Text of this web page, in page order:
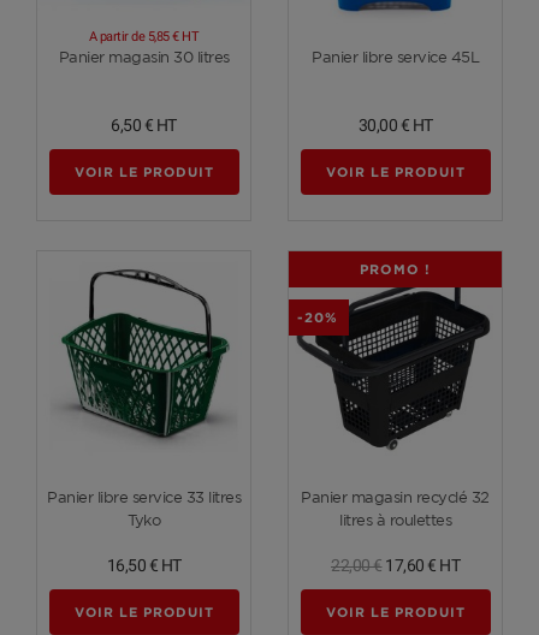
Voir plus
Panier magasin 30 litres
A partir de 5,85 € HT
6,50 € HT
VOIR LE PRODUIT
Voir plus
Panier libre service 45L
30,00 € HT
VOIR LE PRODUIT
Voir plus
Panier libre service 33 litres
Tyko
16,50 € HT
VOIR LE PRODUIT
Voir plus
Panier magasin recyclé 32
litres à roulettes
22,00 € 17,60 € HT
VOIR LE PRODUIT
PROMO !
-20%